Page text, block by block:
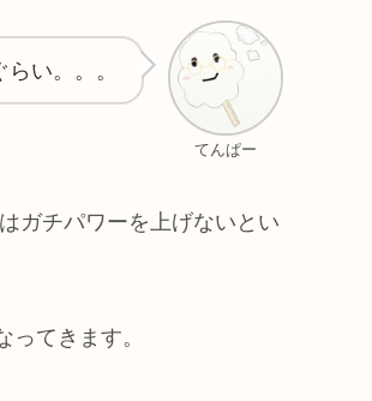
てんぱー
い。。。
ガチパワーを上げないとい
てきます。